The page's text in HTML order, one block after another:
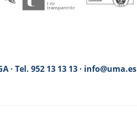
· Tel. 952 13 13 13 · info@uma.es